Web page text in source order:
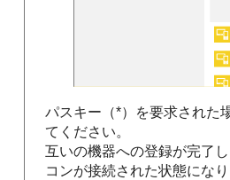
パスキー（*）を要求された
てください。
互いの機器への登録が完了
コンが接続された状態になり